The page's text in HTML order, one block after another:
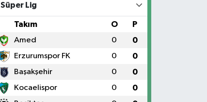
Süper Lig
Takım O P
Amed 0 0
Erzurumspor FK 0 0
Başakşehir 0 0
Kocaelispor 0 0